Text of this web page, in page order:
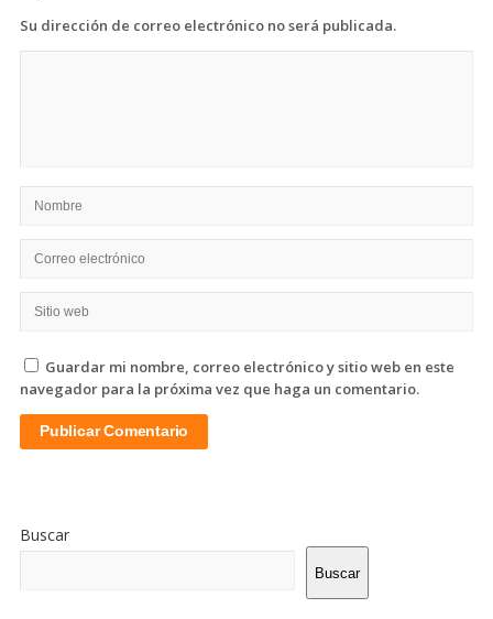
Su dirección de correo electrónico no será publicada.
Guardar mi nombre, correo electrónico y sitio web en este
navegador para la próxima vez que haga un comentario.
De
La
Lateral
Buscar
Buscar